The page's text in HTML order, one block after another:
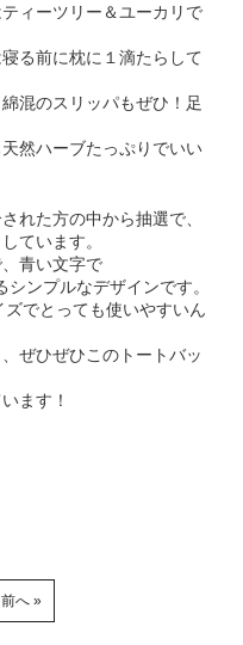
ィーツリー＆ユーカリで
る前に枕に１滴たらして
混のスリッパもぜひ！足
然ハーブたっぷりでいい
れた方の中から抽選で、
ています。
青い文字で
シンプルなデザインです。
でとっても使いやすいん
ぜひぜひこのトートバッ
ます！
前へ »